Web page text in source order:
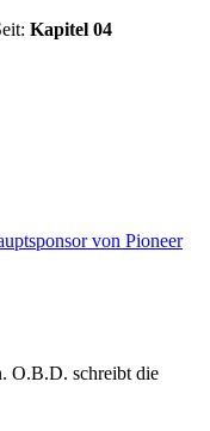
Kapitel 04
O.B.D. schreibt die